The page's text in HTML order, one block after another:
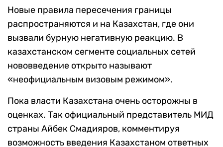
Новые правила пересечения границы
распространяются и на Казахстан, где они
вызвали бурную негативную реакцию. В
казахстанском сегменте социальных сетей
нововведение открыто называют
«неофициальным визовым режимом».
Пока власти Казахстана очень осторожны в
оценках. Так официальный представитель МИД
страны Айбек Смадияров, комментируя
возможность введения Казахстаном ответных